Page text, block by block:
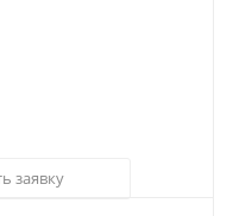
заявку